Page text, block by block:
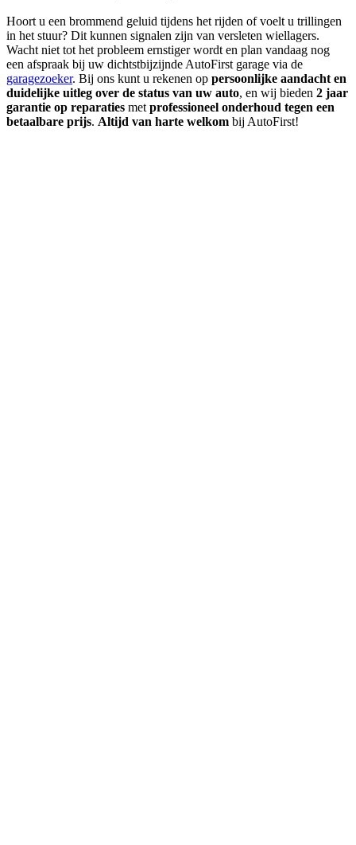
Hoort u een brommend geluid tijdens het rijden of voelt u trillingen
in het stuur? Dit kunnen signalen zijn van versleten wiellagers.
Wacht niet tot het probleem ernstiger wordt en plan vandaag nog
een afspraak bij uw dichtstbijzijnde AutoFirst garage via de
garagezoeker. Bij ons kunt u rekenen op persoonlijke aandacht en
duidelijke uitleg over de status van uw auto, en wij bieden 2 jaar
garantie op reparaties met professioneel onderhoud tegen een
betaalbare prijs. Altijd van harte welkom bij AutoFirst!